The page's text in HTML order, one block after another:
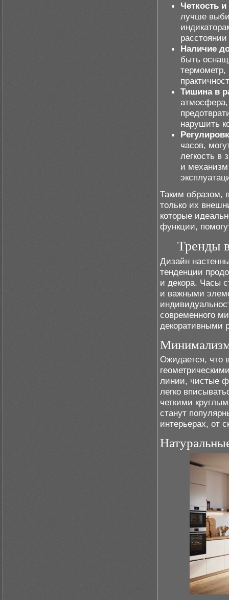
Четкость
лучше
Наличие
быть
термометр,
Тишина в
нарушить
часов,
легкость в
и механизм
Таким образом,
только их
которые
функции,
Тренды
Дизайн
тенденции
и декора. Часы
и важными
современного
декоративными
Ожидается, что
линии, чистые
легко
четкими
станут
интерьерах, от